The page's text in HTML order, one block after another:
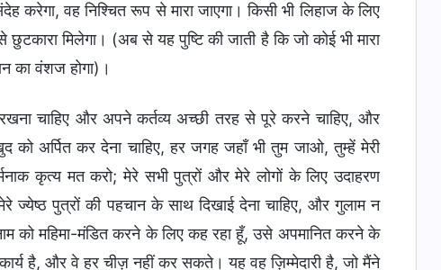
वह निश्चित रूप से मारा जाएगा। किसी भी लिहाज के लिए
मिलेगा। (अब से यह पुष्टि की जाती है कि जो कोई भी मारा
का वंशज होगा)।
चाहिए और अपने कर्तव्य अच्छी तरह से पूरे करने चाहिए, और
को अर्पित कर देना चाहिए, हर जगह जहाँ भी तुम जाओ, तुम्हें मेरी
कृत्य मत करो; मेरे सभी पुत्रों और मेरे लोगों के लिए उदाहरण
पुत्रों की पहचान के साथ दिखाई देना चाहिए, और गुलाम न
को महिमा-मंडित करने के लिए कह रहा हूँ, उसे अपमानित करने के
है, और वे हर चीज़ नहीं कर सकते। यह वह ज़िम्मेदारी है, जो मैंने